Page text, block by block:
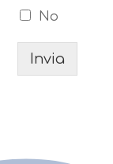
No
Invia